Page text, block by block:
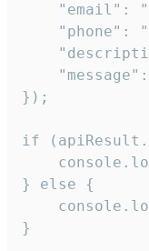
"email":
"phone":
});
if
} else {
}